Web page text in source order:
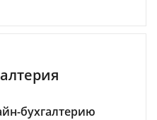
бухгалтерию